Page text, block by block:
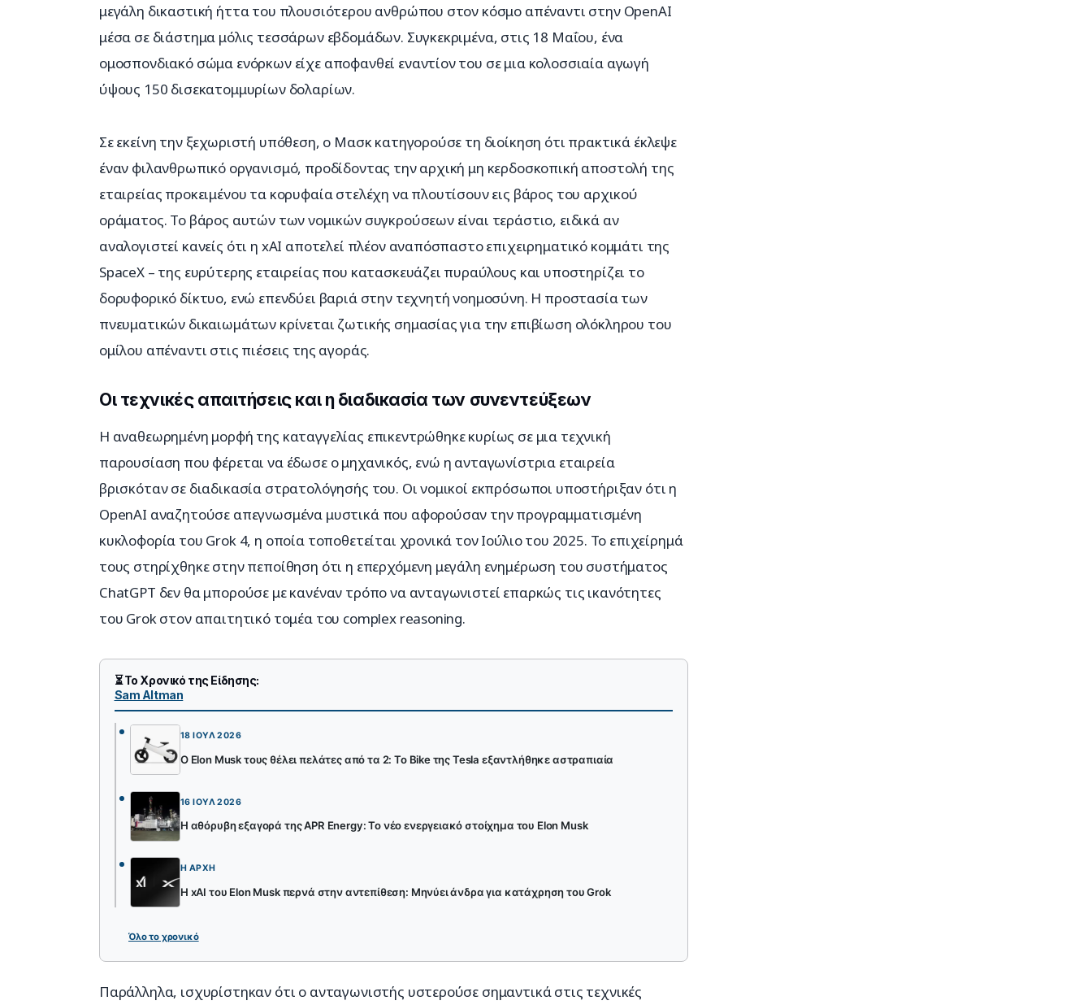
μεγάλη δικαστική ήττα του πλουσιότερου ανθρώπου στον κόσμο απέναντι στην OpenAI
μέσα σε διάστημα μόλις τεσσάρων εβδομάδων. Συγκεκριμένα, στις 18 Μαΐου, ένα
ομοσπονδιακό σώμα ενόρκων είχε αποφανθεί εναντίον του σε μια κολοσσιαία αγωγή
ύψους 150 δισεκατομμυρίων δολαρίων.
Σε εκείνη την ξεχωριστή υπόθεση, ο Μασκ κατηγορούσε τη διοίκηση ότι πρακτικά έκλεψε
έναν φιλανθρωπικό οργανισμό, προδίδοντας την αρχική μη κερδοσκοπική αποστολή της
εταιρείας προκειμένου τα κορυφαία στελέχη να πλουτίσουν εις βάρος του αρχικού
οράματος. Το βάρος αυτών των νομικών συγκρούσεων είναι τεράστιο, ειδικά αν
αναλογιστεί κανείς ότι η xAI αποτελεί πλέον αναπόσπαστο επιχειρηματικό κομμάτι της
SpaceX – της ευρύτερης εταιρείας που κατασκευάζει πυραύλους και υποστηρίζει το
δορυφορικό δίκτυο, ενώ επενδύει βαριά στην τεχνητή νοημοσύνη. Η προστασία των
πνευματικών δικαιωμάτων κρίνεται ζωτικής σημασίας για την επιβίωση ολόκληρου του
ομίλου απέναντι στις πιέσεις της αγοράς.
Οι τεχνικές απαιτήσεις και η διαδικασία των συνεντεύξεων
Η αναθεωρημένη μορφή της καταγγελίας επικεντρώθηκε κυρίως σε μια τεχνική
παρουσίαση που φέρεται να έδωσε ο μηχανικός, ενώ η ανταγωνίστρια εταιρεία
βρισκόταν σε διαδικασία στρατολόγησής του. Οι νομικοί εκπρόσωποι υποστήριξαν ότι η
OpenAI αναζητούσε απεγνωσμένα μυστικά που αφορούσαν την προγραμματισμένη
κυκλοφορία του Grok 4, η οποία τοποθετείται χρονικά τον Ιούλιο του 2025. Το επιχείρημά
τους στηρίχθηκε στην πεποίθηση ότι η επερχόμενη μεγάλη ενημέρωση του συστήματος
ChatGPT δεν θα μπορούσε με κανέναν τρόπο να ανταγωνιστεί επαρκώς τις ικανότητες
του Grok στον απαιτητικό τομέα του complex reasoning.
⏳ Το Χρονικό της Είδησης:
Sam Altman
18 ΙΟΎΛ 2026
Ο Elon Musk τους θέλει πελάτες από τα 2: Το Bike της Tesla εξαντλήθηκε αστραπιαία
16 ΙΟΎΛ 2026
Η αθόρυβη εξαγορά της APR Energy: Το νέο ενεργειακό στοίχημα του Elon Musk
Η ΑΡΧΉ
Η xAI του Elon Musk περνά στην αντεπίθεση: Μηνύει άνδρα για κατάχρηση του Grok
Όλο το χρονικό
Παράλληλα, ισχυρίστηκαν ότι ο ανταγωνιστής υστερούσε σημαντικά στις τεχνικές